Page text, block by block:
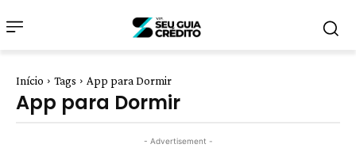
Início Tags App para Dormir
App para Dormir
- Advertisement -